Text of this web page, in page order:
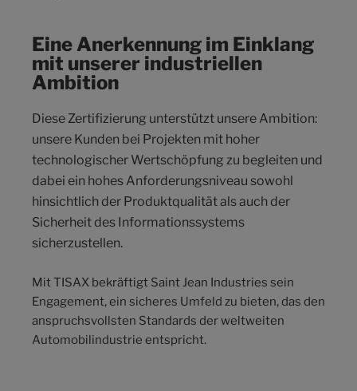
Eine Anerkennung im Einklang
mit unserer industriellen
Ambition
Diese Zertifizierung unterstützt unsere Ambition:
unsere Kunden bei Projekten mit hoher
technologischer Wertschöpfung zu begleiten und
dabei ein hohes Anforderungsniveau sowohl
hinsichtlich der Produktqualität als auch der
Sicherheit des Informationssystems
sicherzustellen.
Mit TISAX bekräftigt Saint Jean Industries sein
Engagement, ein sicheres Umfeld zu bieten, das den
anspruchsvollsten Standards der weltweiten
Automobilindustrie entspricht.